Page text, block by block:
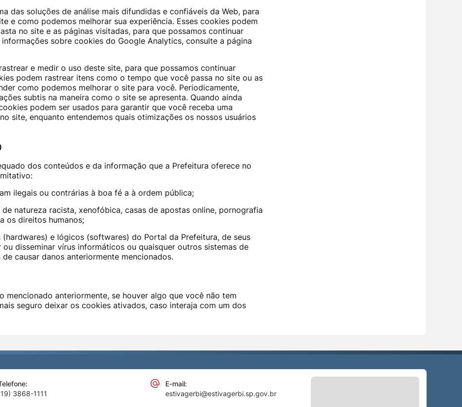
das soluções de análise mais difundidas e confiáveis ​​da Web, para
e como podemos melhorar sua experiência. Esses cookies podem
no site e as páginas visitadas, para que possamos continuar
sobre cookies do Google Analytics, consulte a página
e medir o uso deste site, para que possamos continuar
podem rastrear itens como o tempo que você passa no site ou as
como podemos melhorar o site para você. Periodicamente,
subtis na maneira como o site se apresenta. Quando ainda
podem ser usados ​​para garantir que você receba uma
site, enquanto entendemos quais otimizações os nossos usuários
dos conteúdos e da informação que a Prefeitura oferece no
ilegais ou contrárias à boa fé a à ordem pública;
natureza racista, xenofóbica, casas de apostas online, pornografia
os direitos humanos;
e lógicos (softwares) do Portal da Prefeitura, de seus
disseminar vírus informáticos ou quaisquer outros sistemas de
causar danos anteriormente mencionados.
mencionado anteriormente, se houver algo que você não tem
seguro deixar os cookies ativados, caso interaja com um dos
3868-1111
E-mail:
estivagerbi@estivagerbi.sp.gov.br